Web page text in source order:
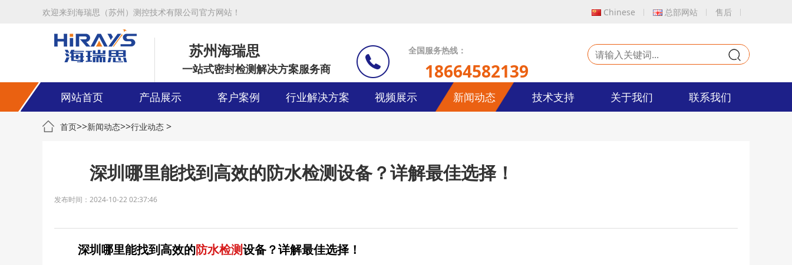
欢迎来到海瑞思（苏州）测控技术有限公司官方网站！ Chinese 总部网站 售后
苏州海瑞思
一站式密封检测解决方案服务商
全国服务热线：
18664582139
网站首页 产品展示 客户案例 行业解决方案 视频展示 新闻动态 技术支持 关于我们 联系我们
首页>>新闻动态>>行业动态 >
深圳哪里能找到高效的防水检测设备？详解最佳选择！
发布时间：2024-10-22 02:37:46
深圳哪里能找到高效的防水检测设备？详解最佳选择！